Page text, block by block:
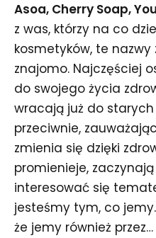
Asoa, Cherry Soap,
z was, którzy na co
kosmetyków, te
znajomo. Najczęściej
do swojego życia
wracają już do starych
przeciwnie,
zmienia się dzięki
promienieje,
interesować się
jesteśmy tym, co
że jemy również